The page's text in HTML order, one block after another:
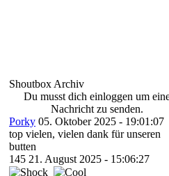
Shoutbox Archiv
Du musst dich einloggen um
Nachricht zu senden.
Porky 05. Oktober 2025 - 19:01:07
top vielen, vielen dank für unseren
butten
145 21. August 2025 - 15:06:27